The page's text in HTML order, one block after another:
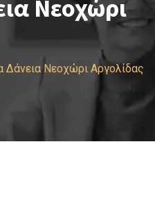
Νεοχώρι
Δάνεια Νεοχώρι Αργολίδας